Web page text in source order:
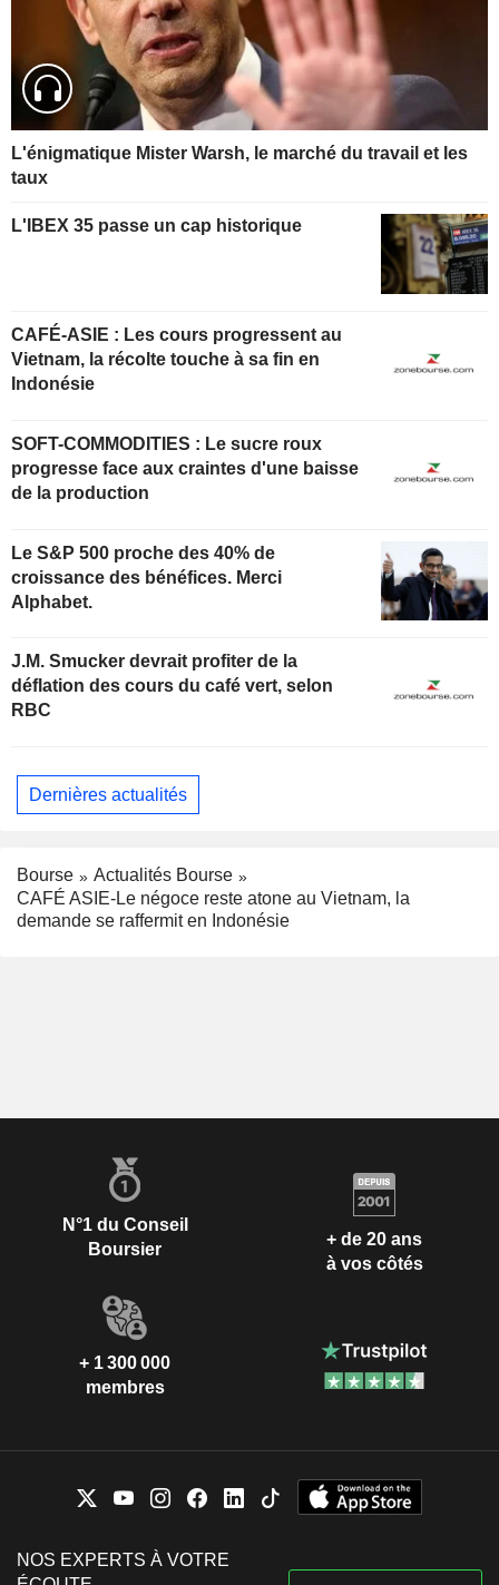
L'énigmatique Mister Warsh, le marché du travail et les
taux
L'IBEX 35 passe un cap historique
CAFÉ-ASIE : Les cours progressent au
Vietnam, la récolte touche à sa fin en
Indonésie
SOFT-COMMODITIES : Le sucre roux
progresse face aux craintes d'une baisse
de la production
Le S&P 500 proche des 40% de
croissance des bénéfices. Merci
Alphabet.
J.M. Smucker devrait profiter de la
déflation des cours du café vert, selon
RBC
Dernières actualités
Bourse
Actualités Bourse
CAFÉ ASIE-Le négoce reste atone au Vietnam, la
demande se raffermit en Indonésie
N°1 du Conseil
Boursier
+ de 20 ans
à vos côtés
+ 1 300 000
membres
NOS EXPERTS À VOTRE